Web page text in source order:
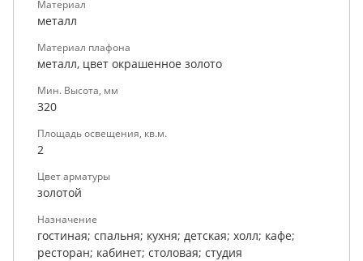
Материал
металл
Материал плафона
металл, цвет окрашенное золото
Мин. Высота, мм
320
Площадь освещения, кв.м.
2
Цвет арматуры
золотой
Назначение
гостиная; спальня; кухня; детская; холл; кафе;
ресторан; кабинет; столовая; студия